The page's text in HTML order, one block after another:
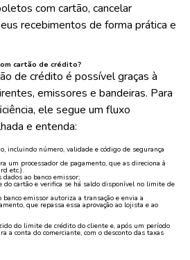
com cartão, cancelar
recebimentos de forma prática e
cartão de crédito?
de crédito é possível graças à
emissores e bandeiras. Para
ele segue um fluxo
e entenda:
incluindo número, validade e código de segurança
um processador de pagamento, que as direciona à
etc.).
ao banco emissor;
do cartão e verifica se há saldo disponível no limite de
emissor autoriza a transação e envia a
que repassa essa aprovação ao lojista e ao
do limite de crédito do cliente e, após um período
a conta do comerciante, com o desconto das taxas